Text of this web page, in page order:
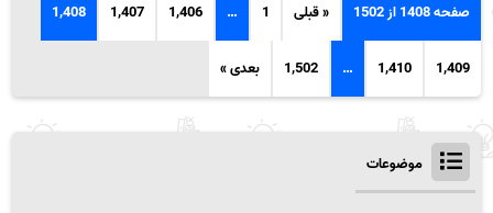
صفحه 1408 از 1502 « قبلی 1
…
1,406
1,407
1,408
1,409
1,410
…
1,502 بعدی »
موضوعات